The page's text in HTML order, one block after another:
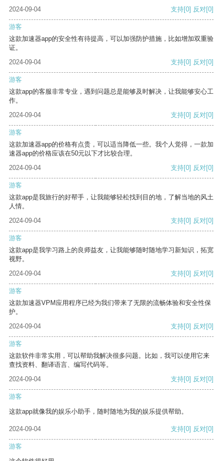
2024-09-04
支持[0] 反对[0]
游客
这款加速器app的安全性有待提高，可以加强防护措施，比如增加双重验
证。
2024-09-04
支持[0] 反对[0]
游客
这款app的客服非常专业，遇到问题总是能够及时解决，让我能够安心工
作。
2024-09-04
支持[0] 反对[0]
游客
这款加速器app的价格有点贵，可以适当降低一些。我个人觉得，一款加
速器app的价格应该在50元以下才比较合理。
2024-09-04
支持[0] 反对[0]
游客
这款app是我旅行的好帮手，让我能够轻松找到目的地，了解当地的风土
人情。
2024-09-04
支持[0] 反对[0]
游客
这款app是我学习路上的良师益友，让我能够随时随地学习新知识，拓宽
视野。
2024-09-04
支持[0] 反对[0]
游客
这款加速器VPM应用程序已经为我们带来了无限的流畅体验和安全性保
护。
2024-09-04
支持[0] 反对[0]
游客
这款软件非常实用，可以帮助我解决很多问题。比如，我可以使用它来
查找资料、翻译语言、编写代码等。
2024-09-04
支持[0] 反对[0]
游客
这款app就像我的娱乐小助手，随时随地为我的娱乐提供帮助。
2024-09-04 支持[0] 反对[0]
游客